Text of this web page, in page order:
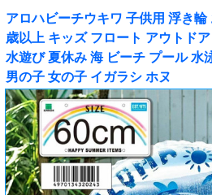
アロハビーチウキワ 子供用 浮き
歳以上 キッズ フロート アウトド
水遊び 夏休み 海 ビーチ プール 水
男の子 女の子 イガラシ ホヌ